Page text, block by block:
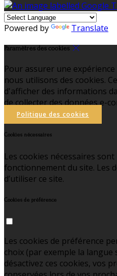
Powered by Translate
Paramètres des cookies
Pour assurer une
nous utilisons des cookies.
d'afficher des informations
de collecter des données e-
Politique des cookies
Cookies nécessaires
Les cookies nécessaires
fonctionnement du site. Les
d’utiliser ce site.
Cookies de préférence
Les cookies de préférence
choix (par exemple la langue
désactivez ces cookies, vos